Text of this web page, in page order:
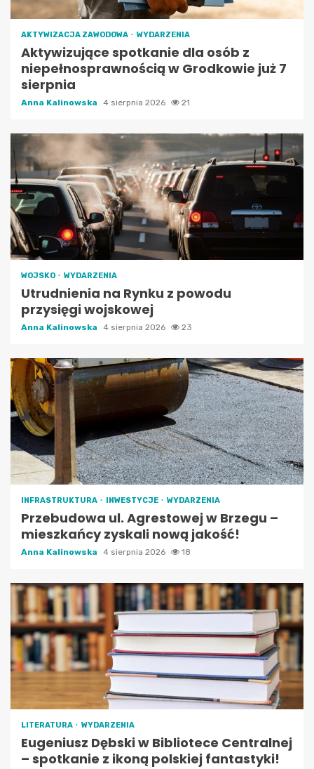
AKTYWIZACJA ZAWODOWA WYDARZENIA
Aktywizujące spotkanie dla osób z
niepełnosprawnością w Grodkowie już 7
sierpnia
Anna Kalinowska 4 sierpnia 2026 21
WOJSKO WYDARZENIA
Utrudnienia na Rynku z powodu
przysięgi wojskowej
Anna Kalinowska 4 sierpnia 2026 23
INFRASTRUKTURA INWESTYCJE WYDARZENIA
Przebudowa ul. Agrestowej w Brzegu –
mieszkańcy zyskali nową jakość!
Anna Kalinowska 4 sierpnia 2026 18
LITERATURA WYDARZENIA
Eugeniusz Dębski w Bibliotece Centralnej
– spotkanie z ikoną polskiej fantastyki!